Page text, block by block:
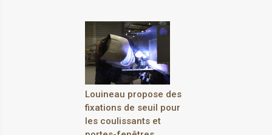
Louineau propose des
fixations de seuil pour
les coulissants et